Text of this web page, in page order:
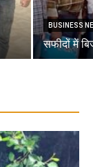
BUSINESS
सफीदों में